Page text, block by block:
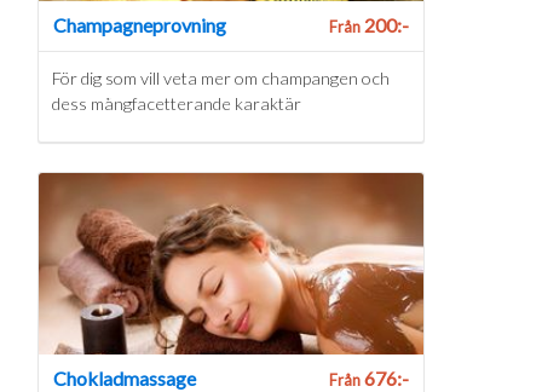
Champagneprovning Från200:-
För dig som vill veta mer om champangen och
dess mångfacetterande karaktär
Chokladmassage Från676:-